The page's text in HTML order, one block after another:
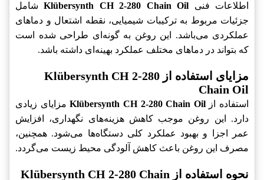
اطلاعات فنی Klübersynth CH 2-280 Chain Oilشامل
جزئیات مربوط به ترکیبات شیمیایی، نقطه اشتعال و دماهای
عملکردی می‌باشد. این روغن به گونه‌ای طراحی شده است
که بتواند در دماهای مختلف عملکرد بهینه‌ای داشته باشد.
مزایای استفاده از Klübersynth CH 2-280
Chain Oil
استفاده ازKlübersynth CH 2-280 Chain Oilمزایای زیادی
دارد. این روغن موجب کاهش هزینه‌های نگهداری، افزایش
عمر اجزا و بهبود عملکرد کلی دستگاه‌ها می‌شود. همچنین،
مصرف این روغن باعث کاهش آلودگی محیط زیست می‌گردد.
نحوه استفاده از Klübersynth CH 2-280 Chain